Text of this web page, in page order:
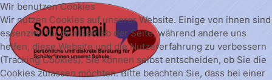
Wir benutzen Cookies
Wir nutzen Cookies auf unserer Website. Einige von ihnen sind
essenziell für den Betrieb der Seite, während andere uns
helfen, diese Website und die Nutzererfahrung zu verbessern
(Tracking Cookies). Sie können selbst entscheiden, ob Sie die
Cookies zulassen möchten. Bitte beachten Sie, dass bei einer